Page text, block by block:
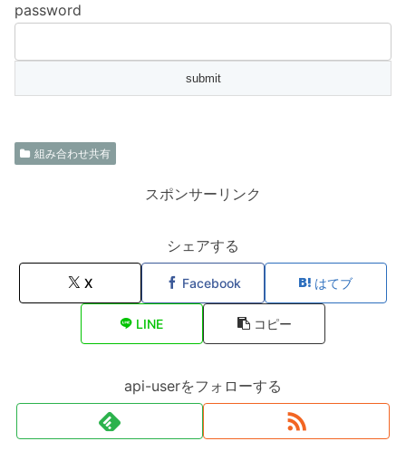
password
組み合わせ共有
スポンサーリンク
シェアする
X Facebook はてブ
LINE コピー
api-userをフォローする